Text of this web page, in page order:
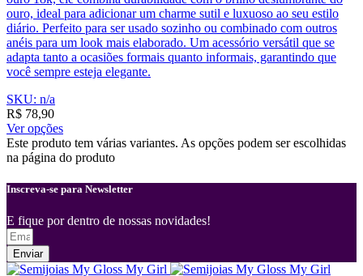
ouro, ideal para adicionar um charme sutil e luxuoso ao seu estilo
diário. Perfeito para ser usado sozinho ou combinado com outros
anéis para um look mais elaborado. Um acessório versátil que se
adapta tanto a ocasiões formais quanto informais, garantindo que
você sempre esteja elegante.
SKU: n/a
R$ 78,90
Ver opções
Este produto tem várias variantes. As opções podem ser escolhidas
na página do produto
Inscreva-se para Newsletter
E fique por dentro de nossas novidades!
Enviar